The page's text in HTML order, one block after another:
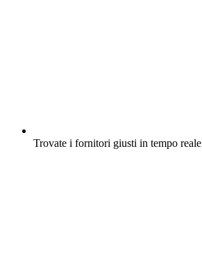
Trovate i fornitori giusti in tempo reale